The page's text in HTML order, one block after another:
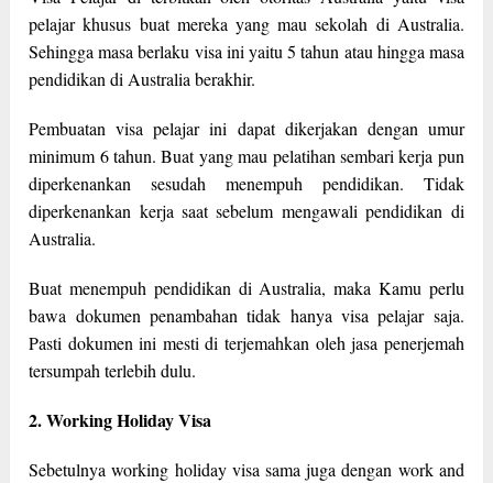
pelajar khusus buat mereka yang mau sekolah di Australia.
Sehingga masa berlaku visa ini yaitu 5 tahun atau hingga masa
pendidikan di Australia berakhir.
Pembuatan visa pelajar ini dapat dikerjakan dengan umur
minimum 6 tahun. Buat yang mau pelatihan sembari kerja pun
diperkenankan sesudah menempuh pendidikan. Tidak
diperkenankan kerja saat sebelum mengawali pendidikan di
Australia.
Buat menempuh pendidikan di Australia, maka Kamu perlu
bawa dokumen penambahan tidak hanya visa pelajar saja.
Pasti dokumen ini mesti di terjemahkan oleh jasa penerjemah
tersumpah terlebih dulu.
2. Working Holiday Visa
Sebetulnya working holiday visa sama juga dengan work and